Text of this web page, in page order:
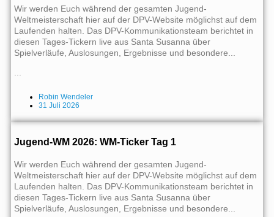
Wir werden Euch während der gesamten Jugend-
Weltmeisterschaft hier auf der DPV-Website möglichst auf dem
Laufenden halten. Das DPV-Kommunikationsteam berichtet in
diesen Tages-Tickern live aus Santa Susanna über
Spielverläufe, Auslosungen, Ergebnisse und besondere...
...
Robin Wendeler
31 Juli 2026
Jugend-WM 2026: WM-Ticker Tag 1
Wir werden Euch während der gesamten Jugend-
Weltmeisterschaft hier auf der DPV-Website möglichst auf dem
Laufenden halten. Das DPV-Kommunikationsteam berichtet in
diesen Tages-Tickern live aus Santa Susanna über
Spielverläufe, Auslosungen, Ergebnisse und besondere...